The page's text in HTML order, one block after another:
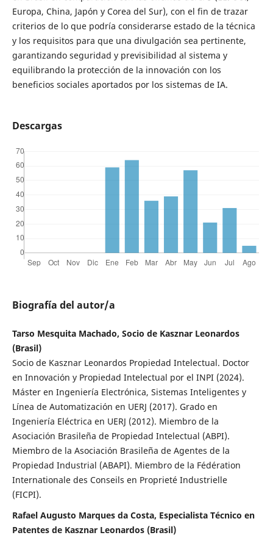
Europa, China, Japón y Corea del Sur), con el fin de trazar
criterios de lo que podría considerarse estado de la técnica
y los requisitos para que una divulgación sea pertinente,
garantizando seguridad y previsibilidad al sistema y
equilibrando la protección de la innovación con los
beneficios sociales aportados por los sistemas de IA.
Descargas
Biografía del autor/a
Tarso Mesquita Machado, Socio de Kasznar Leonardos
(Brasil)
Socio de Kasznar Leonardos Propiedad Intelectual. Doctor
en Innovación y Propiedad Intelectual por el INPI (2024).
Máster en Ingeniería Electrónica, Sistemas Inteligentes y
Línea de Automatización en UERJ (2017). Grado en
Ingeniería Eléctrica en UERJ (2012). Miembro de la
Asociación Brasileña de Propiedad Intelectual (ABPI).
Miembro de la Asociación Brasileña de Agentes de la
Propiedad Industrial (ABAPI). Miembro de la Fédération
Internationale des Conseils en Proprieté Industrielle
(FICPI).
Rafael Augusto Marques da Costa, Especialista Técnico en
Patentes de Kasznar Leonardos (Brasil)